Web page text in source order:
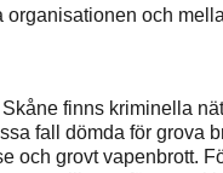
och
finns kriminella
fall dömda för grova
grovt vapenbrott.